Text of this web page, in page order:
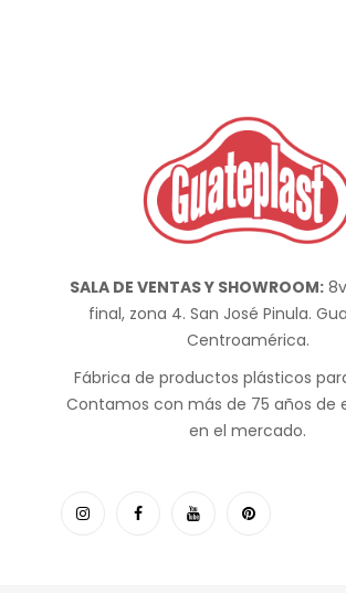
SALA DE VENTAS Y SHOWROOM:
final, zona 4. San José Pinula.
Centroamérica.
Fábrica de productos plásticos
Contamos con más de 75 años de
en el mercado.